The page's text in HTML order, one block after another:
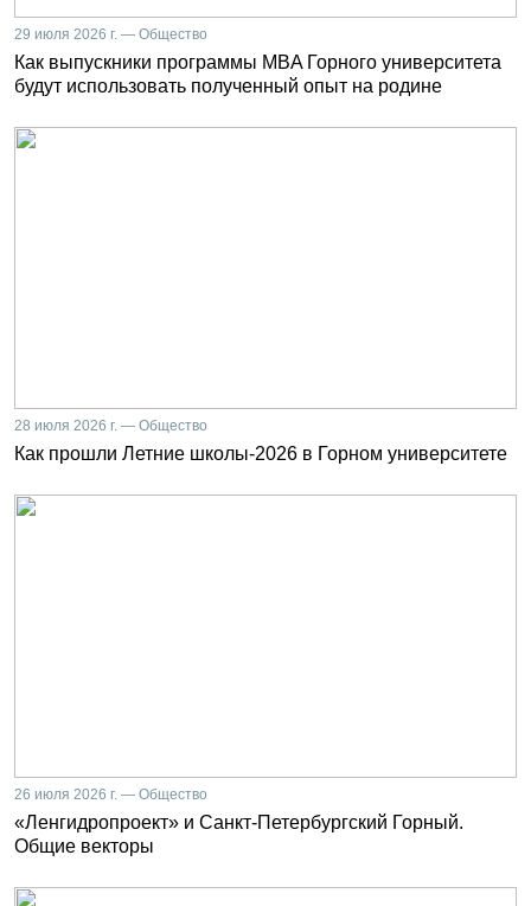
29 июля 2026 г. — Общество
Как выпускники программы MBA Горного университета
будут использовать полученный опыт на родине
28 июля 2026 г. — Общество
Как прошли Летние школы-2026 в Горном университете
26 июля 2026 г. — Общество
«Ленгидропроект» и Санкт-Петербургский Горный.
Общие векторы